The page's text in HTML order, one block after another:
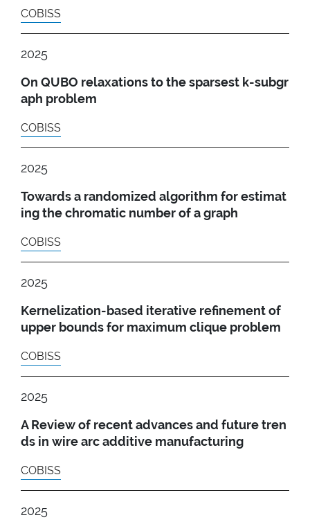
COBISS
2025
On QUBO relaxations to the sparsest k-subgr
aph problem
COBISS
2025
Towards a randomized algorithm for estimat
ing the chromatic number of a graph
COBISS
2025
Kernelization-based iterative refinement of
upper bounds for maximum clique problem
COBISS
2025
A Review of recent advances and future tren
ds in wire arc additive manufacturing
COBISS
2025